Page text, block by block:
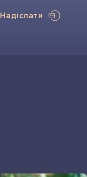
Надіслати